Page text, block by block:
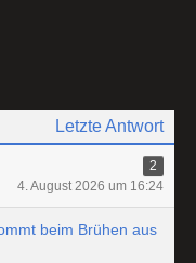
Letzte Antwort
2
4. August 2026 um 16:24
beim Brühen aus